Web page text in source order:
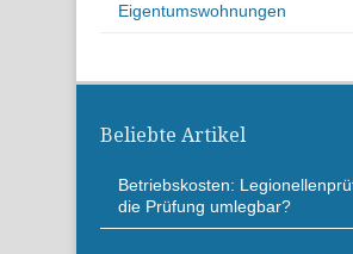
Eigentumswohnungen
Beliebte Artikel
Betriebskosten:
die Prüfung umlegbar?